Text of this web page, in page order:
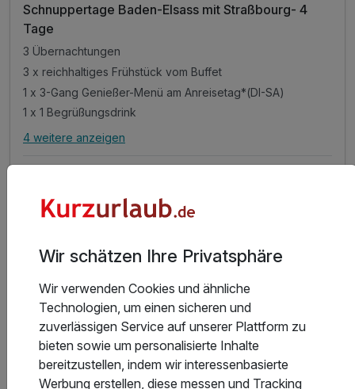
Schnuppertage Baden-Elsass mit Straßbourg- 4
Tage
3 Übernachtungen
3 x reichhaltiges Frühstück vom Buffet
1 x 3-Gang Genießer-Menü am Anreisetag*(DI-SA)
1 x 1 Begrüßungsdrink
Alle Inklusivleistungen
3 x reichhaltiges Frühstück vom Buffet
1 x 1 Begrüßungsdrink
inkl. 1 Flasche Mineralwasser auf dem Zimmer
inkl. Parkplatz
inkl. WLAN
inkl. Übernachtungssteuer
4 weitere anzeigen
Zum Angebot
Wir schätzen Ihre Privatsphäre
Wir verwenden Cookies und ähnliche
Technologien, um einen sicheren und
zuverlässigen Service auf unserer Plattform zu
bieten sowie um personalisierte Inhalte
bereitzustellen, indem wir interessenbasierte
Werbung erstellen, diese messen und Tracking